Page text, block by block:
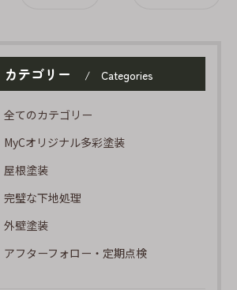
カテゴリー Categories
全てのカテゴリー
MyCオリジナル多彩塗装
屋根塗装
完璧な下地処理
外壁塗装
アフターフォロー・定期点検